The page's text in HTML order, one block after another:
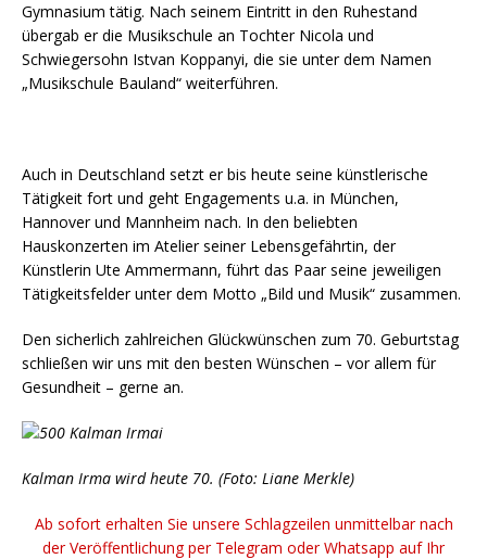
Gymnasium tätig. Nach seinem Eintritt in den Ruhestand
übergab er die Musikschule an Tochter Nicola und
Schwiegersohn Istvan Koppanyi, die sie unter dem Namen
„Musikschule Bauland“ weiterführen.
Auch in Deutschland setzt er bis heute seine künstlerische
Tätigkeit fort und geht Engagements u.a. in München,
Hannover und Mannheim nach. In den beliebten
Hauskonzerten im Atelier seiner Lebensgefährtin, der
Künstlerin Ute Ammermann, führt das Paar seine jeweiligen
Tätigkeitsfelder unter dem Motto „Bild und Musik“ zusammen.
Den sicherlich zahlreichen Glückwünschen zum 70. Geburtstag
schließen wir uns mit den besten Wünschen – vor allem für
Gesundheit – gerne an.
Kalman Irma wird heute 70. (Foto: Liane Merkle)
Ab sofort erhalten Sie unsere Schlagzeilen unmittelbar nach
der Veröffentlichung per Telegram oder Whatsapp auf Ihr